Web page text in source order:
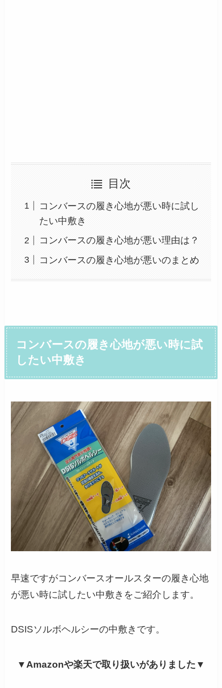
目次
コンバースの履き心地が悪い時に試し
たい中敷き
コンバースの履き心地が悪い理由は？
コンバースの履き心地が悪いのまとめ
コンバースの履き心地が悪い時に試
したい中敷き
早速ですがコンバースオールスターの履き心地
が悪い時に試したい中敷きをご紹介します。
DSISソルボヘルシーの中敷きです。
▼Amazonや楽天で取り扱いがありました▼